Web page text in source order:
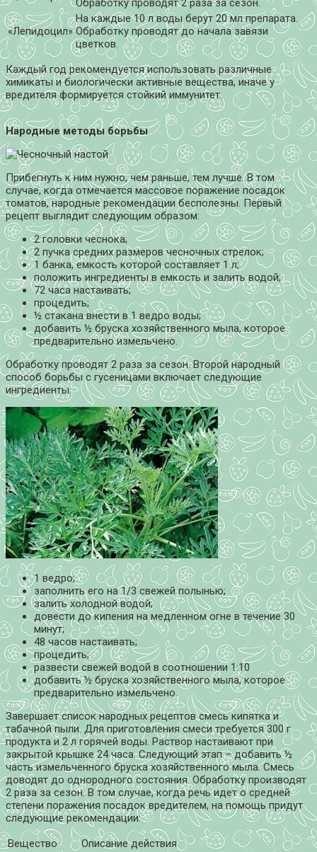
Обработку проводят 2 раза за сезон.
«Лепидоцил»
На каждые 10 л воды берут 20 мл препарата.
Обработку проводят до начала завязи
цветков.
Каждый год рекомендуется использовать различные
химикаты и биологически активные вещества, иначе у
вредителя формируется стойкий иммунитет.
Народные методы борьбы
Прибегнуть к ним нужно, чем раньше, тем лучше. В том
случае, когда отмечается массовое поражение посадок
томатов, народные рекомендации бесполезны. Первый
рецепт выглядит следующим образом:
2 головки чеснока;
2 пучка средних размеров чесночных стрелок;
1 банка, емкость которой составляет 1 л;
положить ингредиенты в емкость и залить водой;
72 часа настаивать;
процедить;
½ стакана внести в 1 ведро воды;
добавить ½ бруска хозяйственного мыла, которое
предварительно измельчено.
Обработку проводят 2 раза за сезон. Второй народный
способ борьбы с гусеницами включает следующие
ингредиенты:
1 ведро;
заполнить его на 1/3 свежей полынью;
залить холодной водой;
довести до кипения на медленном огне в течение 30
минут;
48 часов настаивать;
процедить;
развести свежей водой в соотношении 1:10
добавить ½ бруска хозяйственного мыла, которое
предварительно измельчено.
Завершает список народных рецептов смесь кипятка и
табачной пыли. Для приготовления смеси требуется 300 г
продукта и 2 л горячей воды. Раствор настаивают при
закрытой крышке 24 часа. Следующий этап – добавить ½
часть измельченного бруска хозяйственного мыла. Смесь
доводят до однородного состояния. Обработку производят
2 раза за сезон. В том случае, когда речь идет о средней
степени поражения посадок вредителем, на помощь придут
следующие рекомендации:
Вещество
Описание действия